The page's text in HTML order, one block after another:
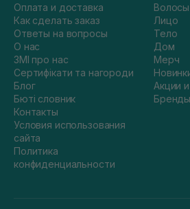
Оплата и доставка
Как сделать заказ
Ответы на вопросы
О нас
ЗМІ про нас
Сертифікати та нагороди
Блог
Бюті словник
Контакты
Условия использования
сайта
Политика
конфиденциальности
Волосы
Лицо
Тело
Дом
Мерч
Акции
Бренды